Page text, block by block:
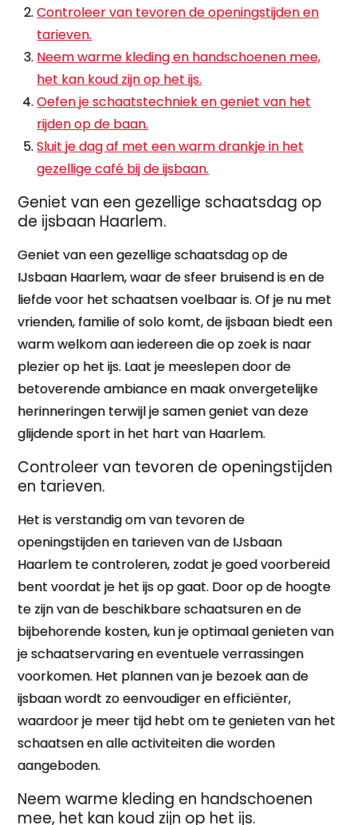
Controleer van tevoren de openingstijden en
tarieven.
Neem warme kleding en handschoenen mee,
het kan koud zijn op het ijs.
Oefen je schaatstechniek en geniet van het
rijden op de baan.
Sluit je dag af met een warm drankje in het
gezellige café bij de ijsbaan.
Geniet van een gezellige schaatsdag op
de ijsbaan Haarlem.
Geniet van een gezellige schaatsdag op de
IJsbaan Haarlem, waar de sfeer bruisend is en de
liefde voor het schaatsen voelbaar is. Of je nu met
vrienden, familie of solo komt, de ijsbaan biedt een
warm welkom aan iedereen die op zoek is naar
plezier op het ijs. Laat je meeslepen door de
betoverende ambiance en maak onvergetelijke
herinneringen terwijl je samen geniet van deze
glijdende sport in het hart van Haarlem.
Controleer van tevoren de openingstijden
en tarieven.
Het is verstandig om van tevoren de
openingstijden en tarieven van de IJsbaan
Haarlem te controleren, zodat je goed voorbereid
bent voordat je het ijs op gaat. Door op de hoogte
te zijn van de beschikbare schaatsuren en de
bijbehorende kosten, kun je optimaal genieten van
je schaatservaring en eventuele verrassingen
voorkomen. Het plannen van je bezoek aan de
ijsbaan wordt zo eenvoudiger en efficiënter,
waardoor je meer tijd hebt om te genieten van het
schaatsen en alle activiteiten die worden
aangeboden.
Neem warme kleding en handschoenen
mee, het kan koud zijn op het ijs.